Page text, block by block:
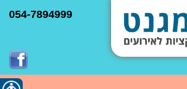
054-7894999